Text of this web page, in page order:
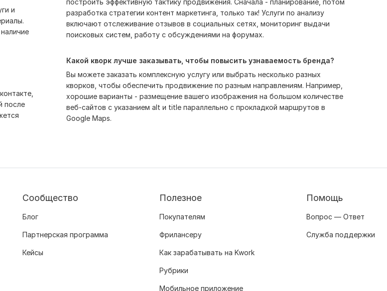
и
после
построить эффективную тактику продвижения. Сначала - планирование, потом
разработка стратегии контент маркетинга, только так! Услуги по анализу
включают отслеживание отзывов в социальных сетях, мониторинг выдачи
поисковых систем, работу с обсуждениями на форумах.
Какой кворк лучше заказывать, чтобы повысить узнаваемость бренда?
Вы можете заказать комплексную услугу или выбрать несколько разных
кворков, чтобы обеспечить продвижение по разным направлениям. Например,
хорошие варианты - размещение вашего изображения на большом количестве
веб-сайтов с указанием alt и title параллельно с прокладкой маршрутов в
Google Maps.
Сообщество
Блог
Партнерская программа
Кейсы
Полезное
Покупателям
Фрилансеру
Как зарабатывать на Kwork
Рубрики
Мобильное приложение
Помощь
Вопрос — Ответ
Служба поддержки